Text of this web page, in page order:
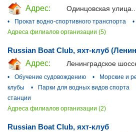
Адрес:
Одинцовская улица...
•
Прокат водно-спортивного транспорта •
Адреса филиалов организации (5)
Russian Boat Club, яхт-клуб
Адрес:
Ленинградское
•
Обучение судовождению • Морские и
клубы
• Парки для водных видов спорта
станции
Адреса филиалов организации (2)
Russian Boat Club, яхт-клуб